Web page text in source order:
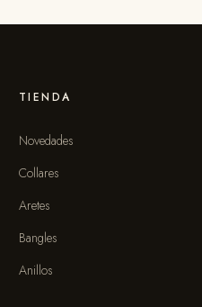
TIENDA
Novedades
Collares
Aretes
Bangles
Anillos